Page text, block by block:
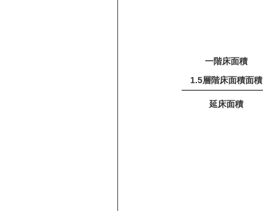
一階床面積
1.5層階床面積面積
延床面積